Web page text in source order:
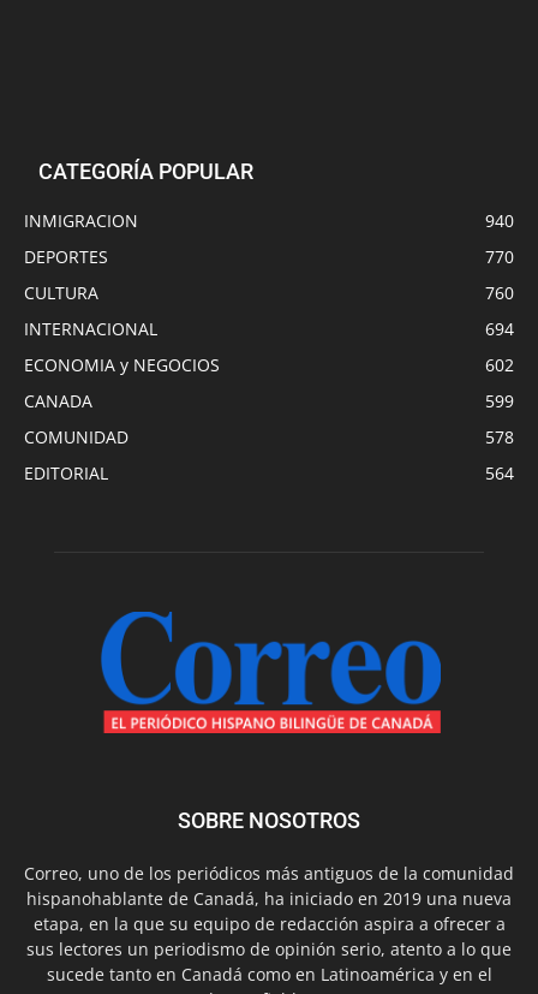
CATEGORÍA POPULAR
INMIGRACION
940
DEPORTES
770
CULTURA
760
INTERNACIONAL
694
ECONOMIA y NEGOCIOS
602
CANADA
599
COMUNIDAD
578
EDITORIAL
564
SOBRE NOSOTROS
Correo, uno de los periódicos más antiguos de la comunidad
hispanohablante de Canadá, ha iniciado en 2019 una nueva
etapa, en la que su equipo de redacción aspira a ofrecer a
sus lectores un periodismo de opinión serio, atento a lo que
sucede tanto en Canadá como en Latinoamérica y en el